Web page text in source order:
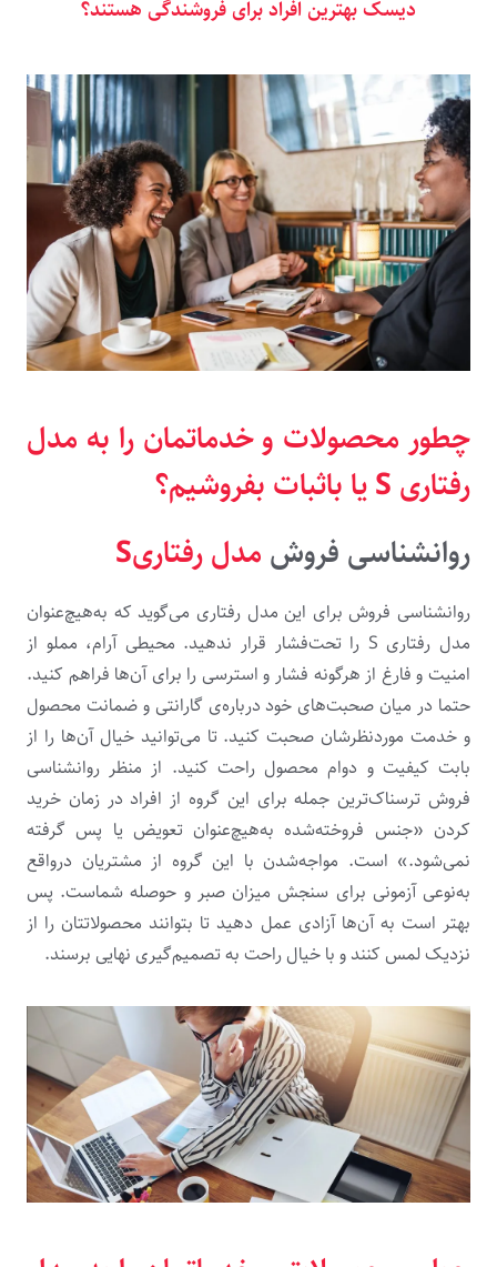
دیسک بهترین افراد برای فروشندگی هستند؟
چطور محصولات و خدماتمان را به مدل
رفتاری Sیا باثبات بفروشیم؟
روانشناسی فروش مدل رفتاریS
روانشناسی فروش برای این مدل رفتاری می‌گوید که به‌هیچ‌عنوان
مدل رفتاری S را تحت‌فشار قرار ندهید. محیطی آرام، مملو از
امنیت و فارغ از هرگونه فشار و استرسی را برای آن‌ها فراهم کنید.
حتما در میان صحبت‌های خود درباره‌ی گارانتی و ضمانت محصول
و خدمت موردنظرشان صحبت کنید. تا می‌توانید خیال آن‌ها را از
بابت کیفیت و دوام محصول راحت کنید. از منظر روانشناسی
فروش ترسناک‌ترین جمله برای این گروه از افراد در زمان خرید
کردن «جنس فروخته‌شده به‌هیچ‌عنوان تعویض یا پس گرفته
نمی‌شود.» است. مواجه‌شدن با این گروه از مشتریان درواقع
به‌نوعی آزمونی برای سنجش میزان صبر و حوصله شماست. پس
بهتر است به آن‌ها آزادی عمل دهید تا بتوانند محصولاتتان را از
نزدیک لمس کنند و با خیال راحت به تصمیم‌گیری نهایی برسند.